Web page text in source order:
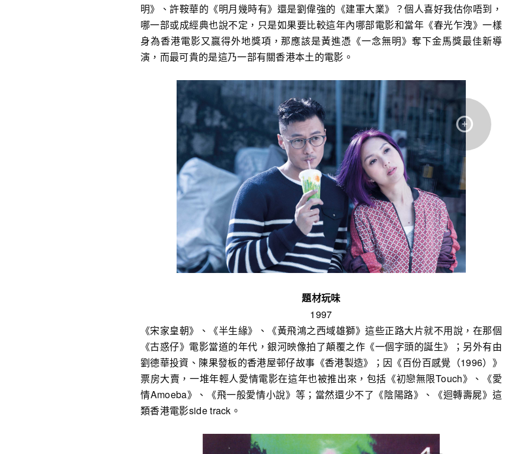
明》、許鞍華的《明月幾時有》還是劉偉強的《建軍大業》？個人喜好我估你唔到，
哪一部或成經典也說不定，只是如果要比較這年內哪部電影和當年《春光乍洩》一樣
身為香港電影又贏得外地獎項，那應該是黃進憑《一念無明》奪下金馬獎最佳新導
演，而最可貴的是這乃一部有關香港本土的電影。
題材玩味
1997
《宋家皇朝》、《半生緣》、《黃飛鴻之西域雄獅》這些正路大片就不用說，在那個
《古惑仔》電影當道的年代，銀河映像拍了顛覆之作《一個字頭的誕生》；另外有由
劉德華投資、陳果發板的香港屋邨仔故事《香港製造》；因《百份百感覺（1996）》
票房大賣，一堆年輕人愛情電影在這年也被推出來，包括《初戀無限Touch》、《愛
情Amoeba》、《飛一般愛情小說》等；當然還少不了《陰陽路》、《迴轉壽屍》這
類香港電影side track。